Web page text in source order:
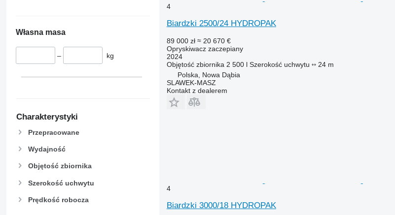
Własna masa
– kg
Charakterystyki
Przepracowane
Wydajność
Objętość zbiornika
Szerokość uchwytu
Prędkość robocza
4
Biardzki 2500/24 HYDROPAK
89 000 zł ≈ 20 670 €
Opryskiwacz zaczepiany
2024
Objętość zbiornika 2 500 l Szerokość uchwytu
24 m
Polska, Nowa Dąbia
SLAWEK-MASZ
Kontakt z dealerem
4
Biardzki 3000/18 HYDROPAK